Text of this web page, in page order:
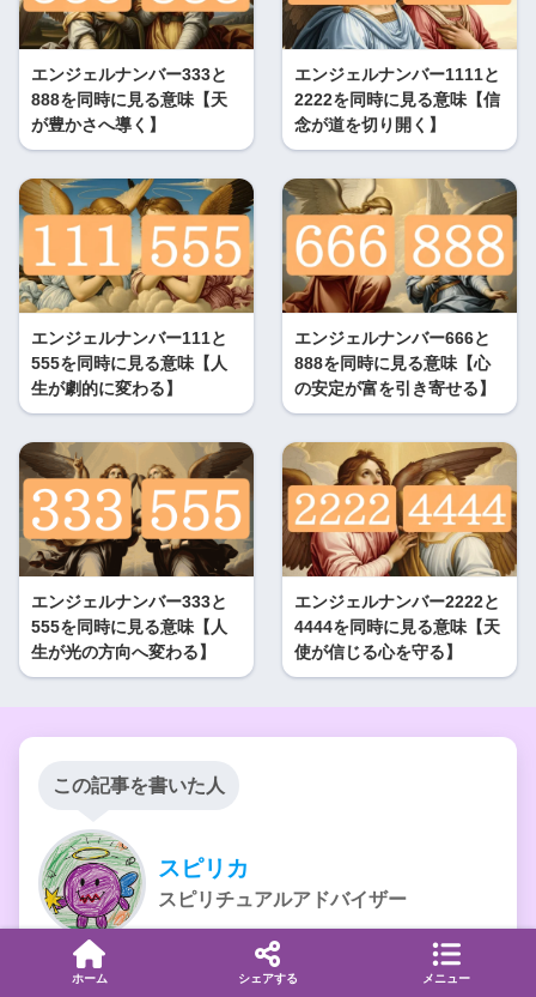
エンジェルナンバー333と
888を同時に見る意味【天
が豊かさへ導く】
エンジェルナンバー1111と
2222を同時に見る意味【信
念が道を切り開く】
エンジェルナンバー111と
555を同時に見る意味【人
生が劇的に変わる】
エンジェルナンバー666と
888を同時に見る意味【心
の安定が富を引き寄せる】
エンジェルナンバー333と
555を同時に見る意味【人
生が光の方向へ変わる】
エンジェルナンバー2222と
4444を同時に見る意味【天
使が信じる心を守る】
この記事を書いた人
スピリカ
スピリチュアルアドバイザー
スピリチュアル専門ブログ『スピリ科』を2020年から運
ホーム シェアする メニュー